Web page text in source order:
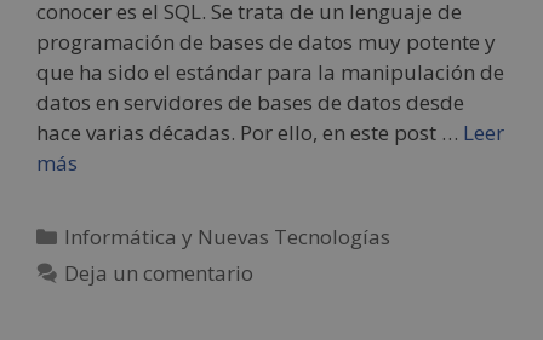
conocer es el SQL. Se trata de un lenguaje de
programación de bases de datos muy potente y
que ha sido el estándar para la manipulación de
datos en servidores de bases de datos desde
hace varias décadas. Por ello, en este post … Leer
más
Informática y Nuevas Tecnologías
Deja un comentario